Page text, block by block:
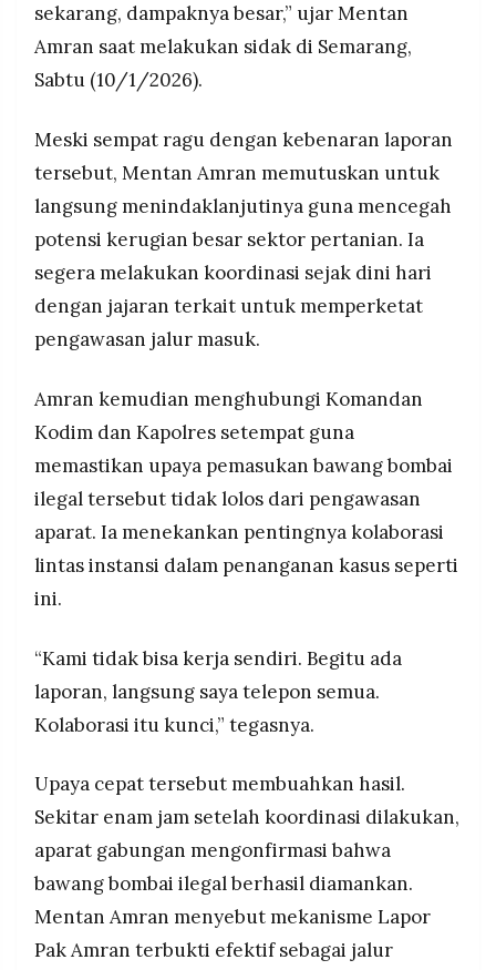
sekarang, dampaknya besar,” ujar Mentan
Amran saat melakukan sidak di Semarang,
Sabtu (10/1/2026).
Meski sempat ragu dengan kebenaran laporan
tersebut, Mentan Amran memutuskan untuk
langsung menindaklanjutinya guna mencegah
potensi kerugian besar sektor pertanian. Ia
segera melakukan koordinasi sejak dini hari
dengan jajaran terkait untuk memperketat
pengawasan jalur masuk.
Amran kemudian menghubungi Komandan
Kodim dan Kapolres setempat guna
memastikan upaya pemasukan bawang bombai
ilegal tersebut tidak lolos dari pengawasan
aparat. Ia menekankan pentingnya kolaborasi
lintas instansi dalam penanganan kasus seperti
ini.
“Kami tidak bisa kerja sendiri. Begitu ada
laporan, langsung saya telepon semua.
Kolaborasi itu kunci,” tegasnya.
Upaya cepat tersebut membuahkan hasil.
Sekitar enam jam setelah koordinasi dilakukan,
aparat gabungan mengonfirmasi bahwa
bawang bombai ilegal berhasil diamankan.
Mentan Amran menyebut mekanisme Lapor
Pak Amran terbukti efektif sebagai jalur